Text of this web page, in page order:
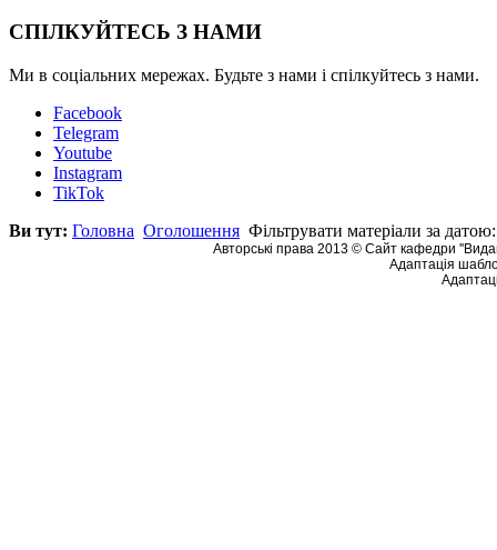
СПІЛКУЙТЕСЬ З НАМИ
Ми в соціальних мережах. Будьте з нами і спілкуйтесь з нами.
Facebook
Telegram
Youtube
Instagram
TikTok
Ви тут: Головна Оголошення Фільтрувати матеріали за
Авторські права 2013 © Сайт кафедри
Адаптація